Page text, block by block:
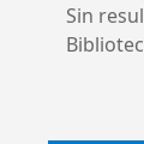
Sin